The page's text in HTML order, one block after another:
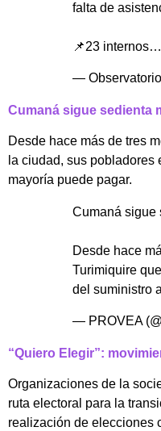
falta de
📌23 internos…
—
Cumaná sigue sedienta
Desde hace más de tres
la ciudad, sus
mayoría puede pagar.
Cumaná sigue
Desde hace
Turimiquire
del suministro
— PROVEA
“Quiero Elegir”:
Organizaciones de la
ruta electoral para la
realización de elecciones